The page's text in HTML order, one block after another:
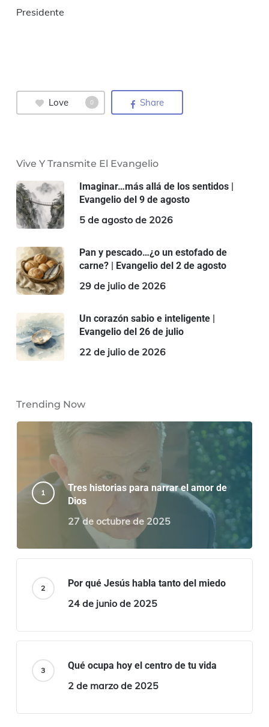
Presidente
Love 0 Share
Vive Y Transmite El Evangelio
Imaginar…más allá de los sentidos |
Evangelio del 9 de agosto
5 de agosto de 2026
Pan y pescado…¿o un estofado de
carne? | Evangelio del 2 de agosto
29 de julio de 2026
Un corazón sabio e inteligente |
Evangelio del 26 de julio
22 de julio de 2026
Trending Now
Tres historias para narrar el amor de
Dios
27 de octubre de 2025
Por qué Jesús habla tanto del miedo
24 de junio de 2025
Qué ocupa hoy el centro de tu vida
2 de marzo de 2025